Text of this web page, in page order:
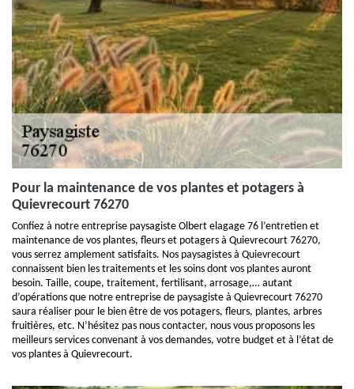
Pour la maintenance de vos plantes et potagers à
Quievrecourt 76270
Confiez à notre entreprise paysagiste Olbert elagage 76 l’entretien et
maintenance de vos plantes, fleurs et potagers à Quievrecourt 76270,
vous serrez amplement satisfaits. Nos paysagistes à Quievrecourt
connaissent bien les traitements et les soins dont vos plantes auront
besoin. Taille, coupe, traitement, fertilisant, arrosage,… autant
d’opérations que notre entreprise de paysagiste à Quievrecourt 76270
saura réaliser pour le bien être de vos potagers, fleurs, plantes, arbres
fruitières, etc. N’hésitez pas nous contacter, nous vous proposons les
meilleurs services convenant à vos demandes, votre budget et à l’état de
vos plantes à Quievrecourt.